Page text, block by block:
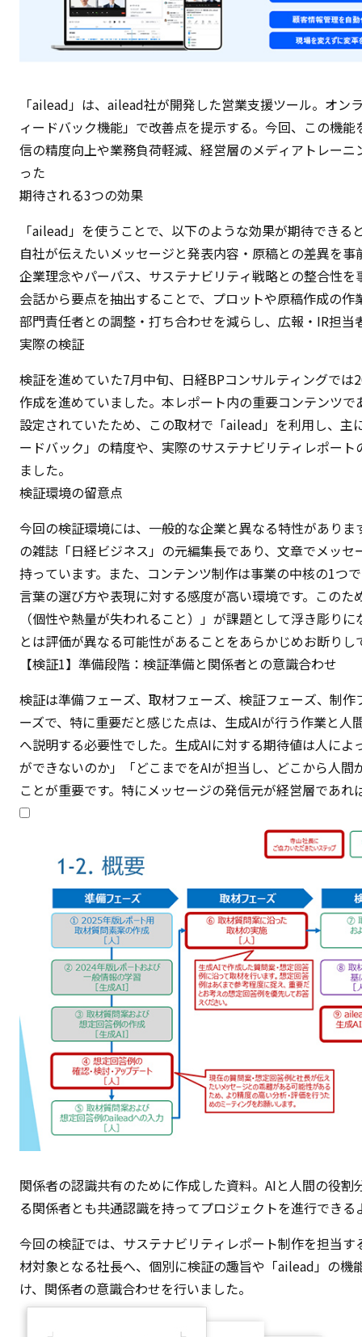
「ailead」は、ailead社が開発した営業支援ツール。オン
ィードバック機能」で改善点を提示する。今回、この機
信の精度向上や業務負荷軽減、経営層のメディアトレー
った
期待される3つの効果
「ailead」を使うことで、以下のような効果が期待できる
自社が伝えたいメッセージと発表内容・原稿との差異を
企業理念やパーパス、サステナビリティ戦略との整合性
会話から要点を抽出することで、プロットや原稿作成の
部門責任者との調整・打ち合わせを減らし、広報・IR担当
実際の検証
検証を進めていた7月中旬、日経BPコンサルティングで
作成を進めていました。本レポート内の重要コンテンツ
設定されていたため、この取材で「ailead」を利用し、主
ードバック」の精度や、実際のサステナビリティレポー
ました。
検証環境の留意点
今回の検証環境には、一般的な企業と異なる特性があり
の雑誌「日経ビジネス」の元編集長であり、文章でメッ
持っています。また、コンテンツ制作は事業の中核の1つ
言葉の選び方や表現に対する感度が高い環境です。この
（個性や熱量が失われること）」が課題として浮き彫り
とは評価が異なる可能性があることをあらかじめお断りし
【検証1】準備段階：検証準備と関係者との意識合わせ
検証は準備フェーズ、取材フェーズ、検証フェーズ、制
ーズで、特に重要だと感じた点は、生成AIが行う作業と
へ説明する必要性でした。生成AIに対する期待値は人に
ができないのか」「どこまでをAIが担当し、どこから人
ことが重要です。特にメッセージの発信元が経営層であ
関係者の認識共有のために作成した資料。AIと人間の役
る関係者とも共通認識を持ってプロジェクトを進行できる
今回の検証では、サステナビリティレポート制作を担当
材対象となる社長へ、個別に検証の趣旨や「ailead」の機
け、関係者の意識合わせを行いました。